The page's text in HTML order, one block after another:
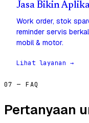
Jasa Bikin
Work order, stok
reminder servis
mobil & motor.
Lihat layanan →
07 — FAQ
Pertanyaan